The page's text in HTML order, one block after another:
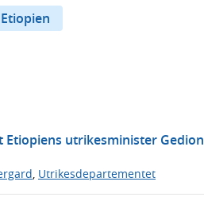
Etiopien
utrikesminister Gedion
, Utrikesdepartementet